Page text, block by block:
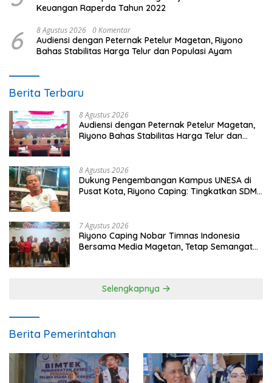
Keuangan Raperda Tahun 2022
6 8 Agustus 2026 0 Komentar
Audiensi dengan Peternak Petelur Magetan, Riyono
Bahas Stabilitas Harga Telur dan Populasi Ayam
Berita Terbaru
8 Agustus 2026
Audiensi dengan Peternak Petelur Magetan,
Riyono Bahas Stabilitas Harga Telur dan
8 Agustus 2026
Dukung Pengembangan Kampus UNESA di
Pusat Kota, Riyono Caping: Tingkatkan SDM
7 Agustus 2026
Riyono Caping Nobar Timnas Indonesia
Bersama Media Magetan, Tetap Semangat
Selengkapnya
Berita Pemerintahan